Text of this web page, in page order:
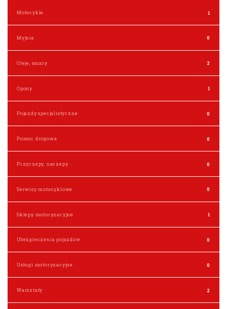
Motocykle 1
Myjnie 0
Oleje, smary 2
Opony 1
Pojazdy specjalistyczne 0
Pomoc drogowa 0
Przyczepy, naczepy 0
Serwisy motocyklowe 0
Sklepy motoryzacyjne 1
Ubezpieczenia pojazdów 0
Usługi motoryzacyjne 0
Warsztaty 2